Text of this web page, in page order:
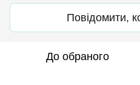
Повідомити,
До обраного